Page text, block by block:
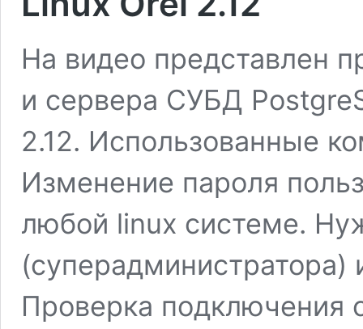
На видео представлен
и сервера СУБД
2.12. Использованные
Изменение пароля
любой linux системе.
(суперадминистратора)
Проверка подключения